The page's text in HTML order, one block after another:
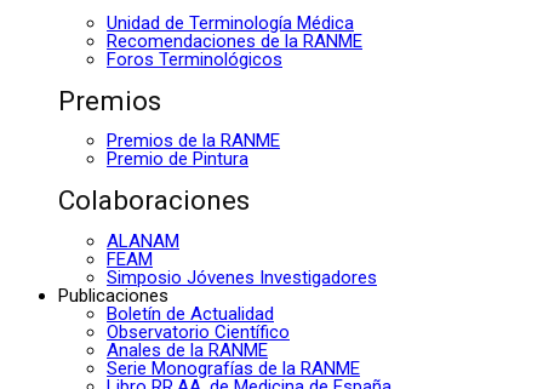
Unidad de Terminología Médica
Recomendaciones de la RANME
Foros Terminológicos
Premios
Premios de la RANME
Premio de Pintura
Colaboraciones
ALANAM
FEAM
Simposio Jóvenes Investigadores
Publicaciones
Boletín de Actualidad
Observatorio Científico
Anales de la RANME
Serie Monografías de la RANME